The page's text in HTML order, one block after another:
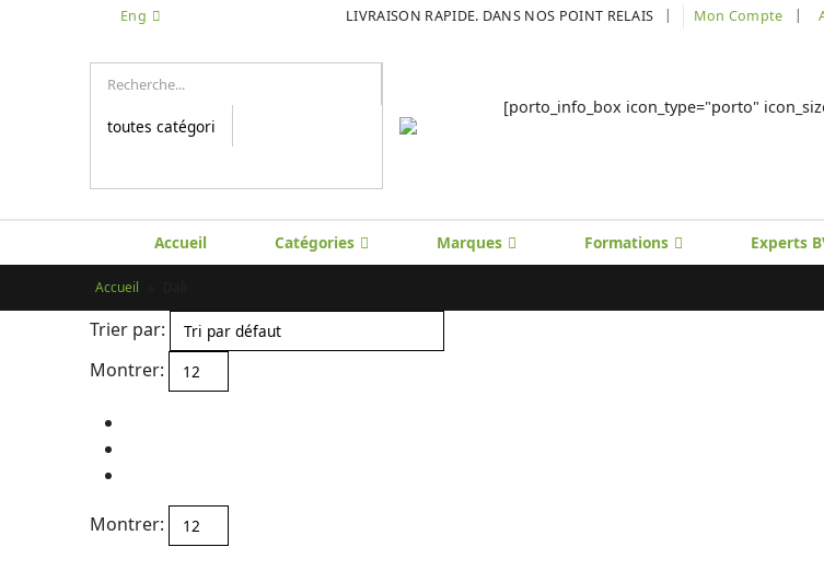
Eng LIVRAISON RAPIDE. DANS NOS POINT RELAIS | Mon Compte
[porto_info_box icon_type="porto"
Accueil Catégories Marques Formations Experts
Accueil
Trier par:
Montrer:
Montrer: